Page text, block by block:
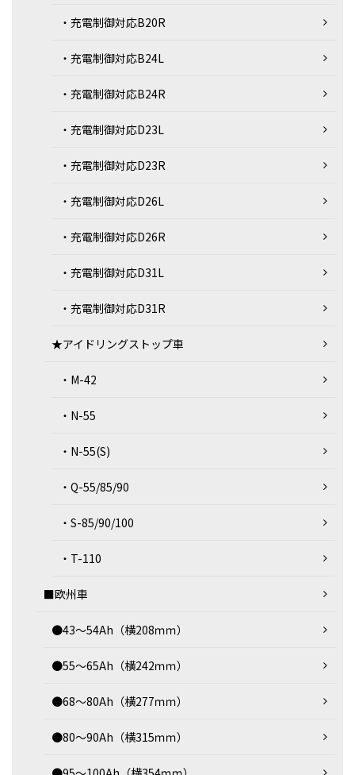
・充電制御対応B20R
・充電制御対応B24L
・充電制御対応B24R
・充電制御対応D23L
・充電制御対応D23R
・充電制御対応D26L
・充電制御対応D26R
・充電制御対応D31L
・充電制御対応D31R
★アイドリングストップ車
・M-42
・N-55
・N-55(S)
・Q-55/85/90
・S-85/90/100
・T-110
■欧州車
●43～54Ah（横208ｍｍ）
●55～65Ah（横242ｍｍ）
●68～80Ah（横277ｍｍ）
●80～90Ah（横315ｍｍ）